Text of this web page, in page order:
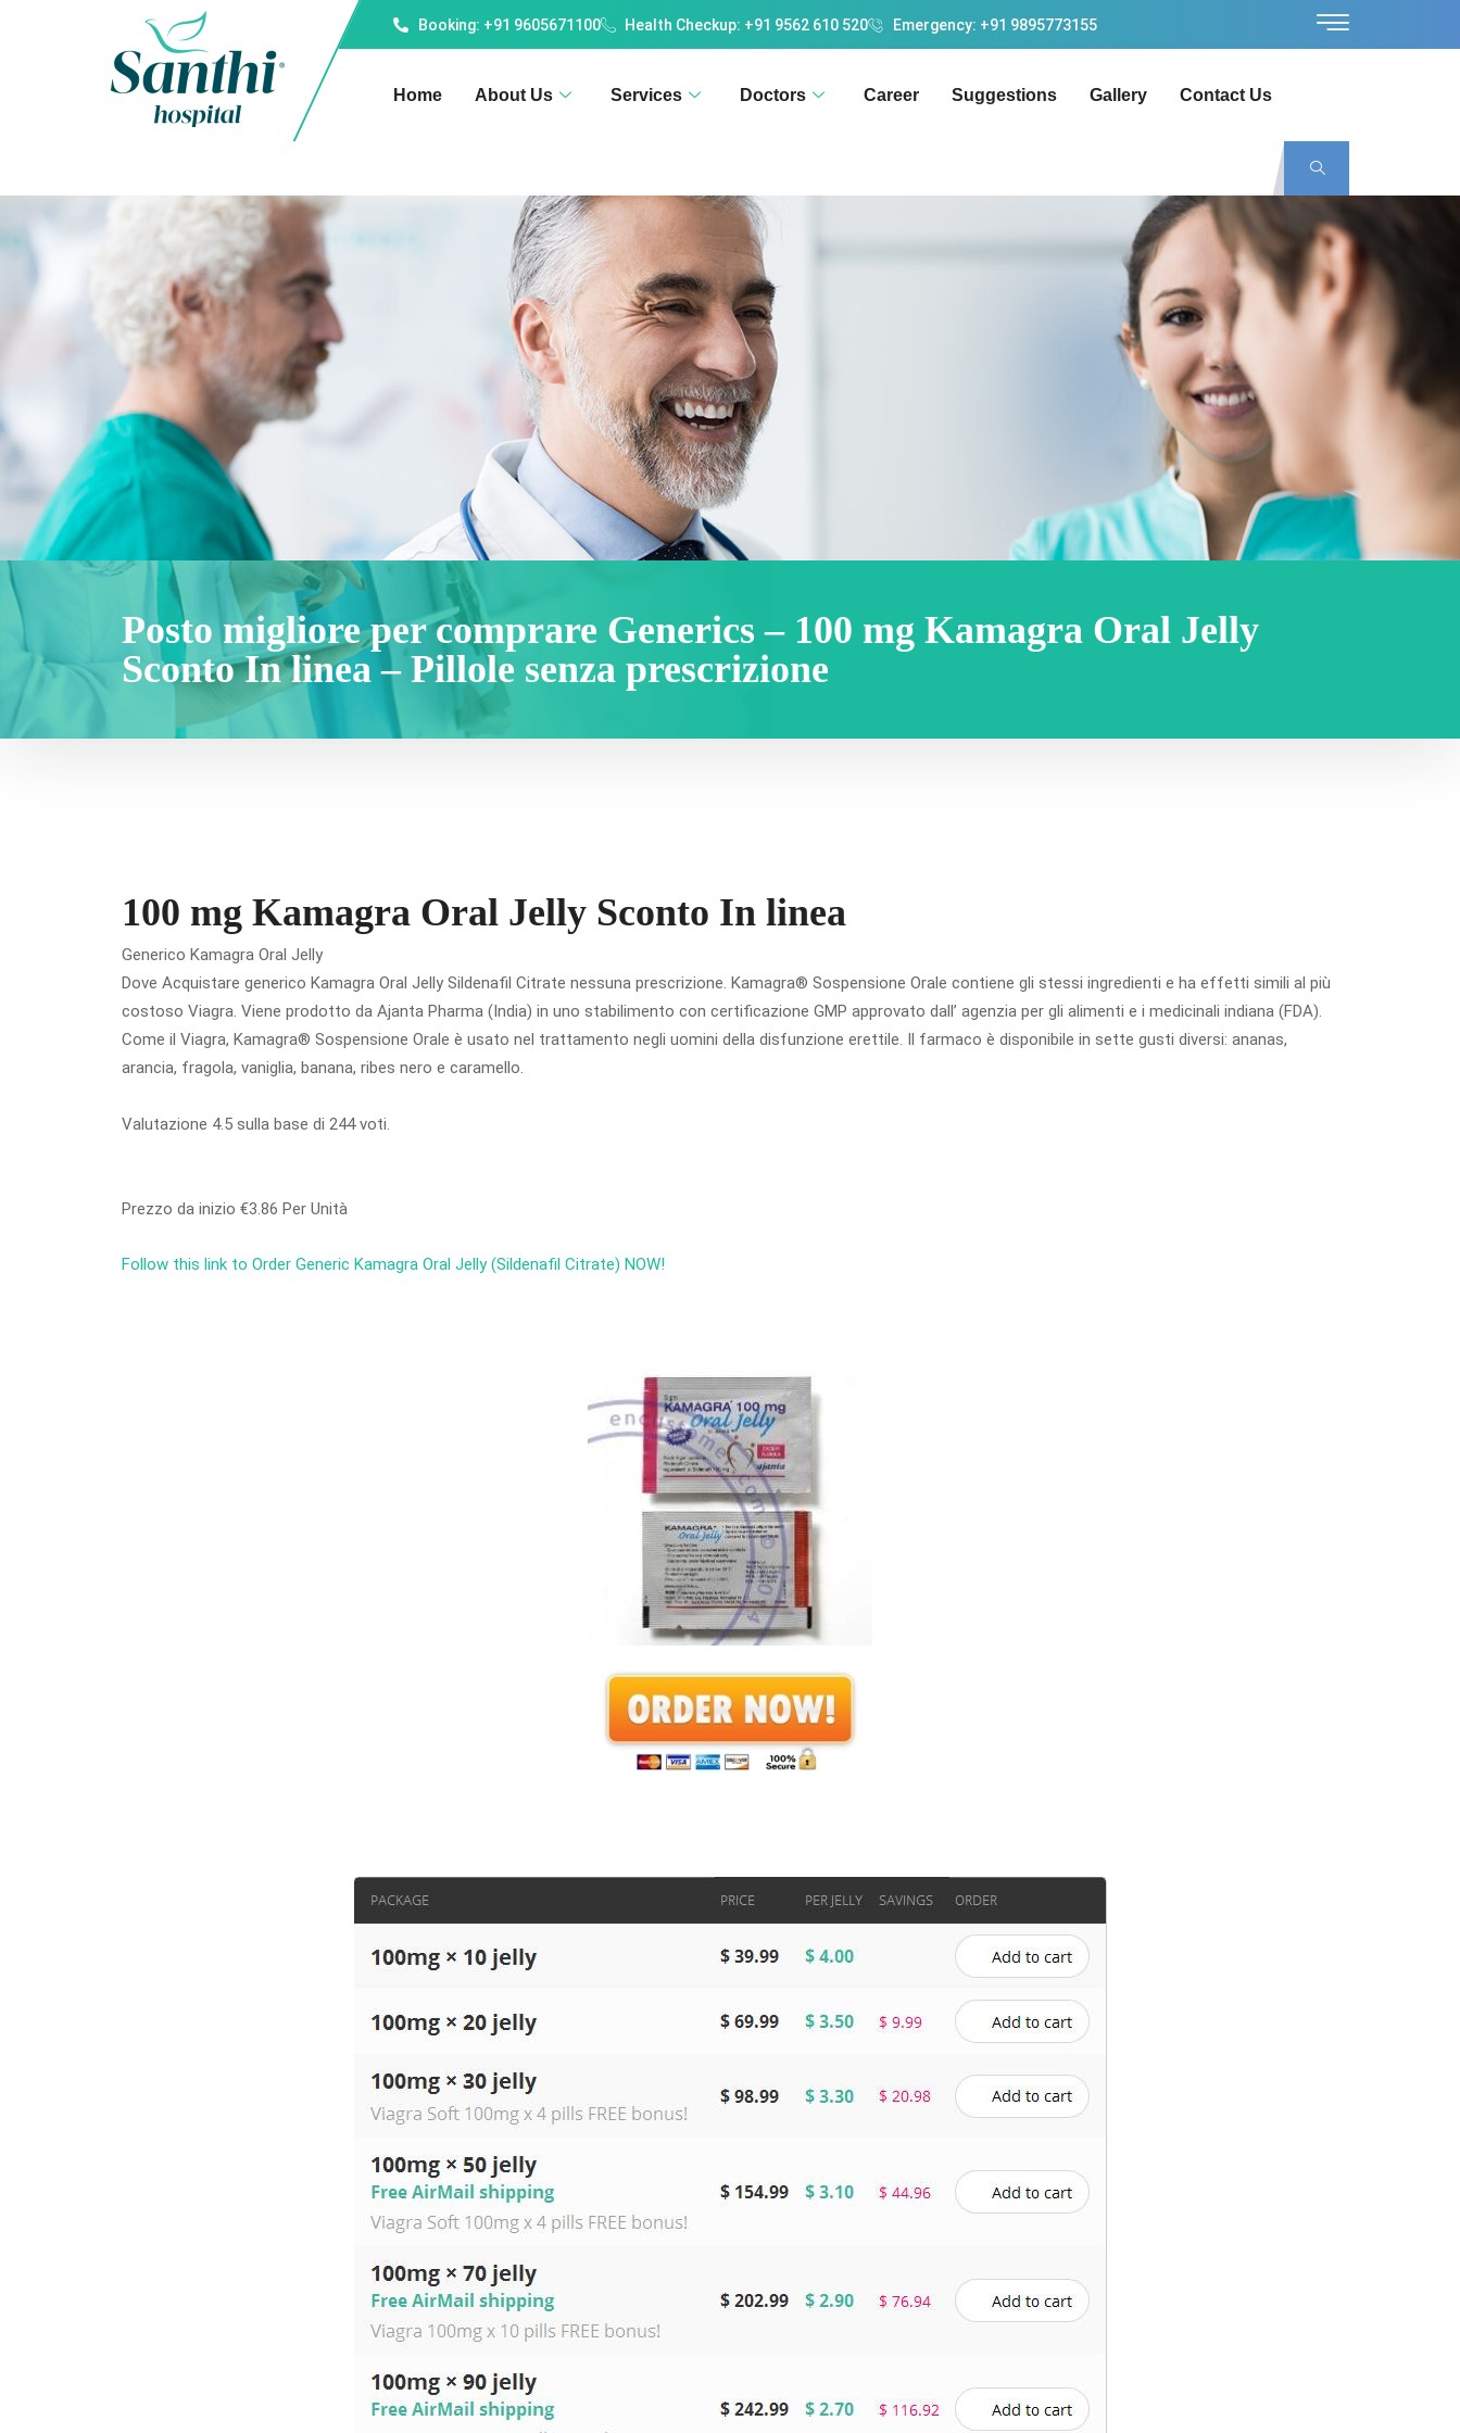
Booking: +91 9605671100 Health Checkup: +91 9562 610 520 Emergency: +91 9895773155
Home About Us Services Doctors Career Suggestions Gallery Contact Us
Posto migliore per comprare Generics – 100 mg Kamagra Oral Jelly
Sconto In linea – Pillole senza prescrizione
100 mg Kamagra Oral Jelly Sconto In linea
Generico Kamagra Oral Jelly
Dove Acquistare generico Kamagra Oral Jelly Sildenafil Citrate nessuna prescrizione. Kamagra® Sospensione Orale contiene gli stessi ingredienti e ha effetti simili al più
costoso Viagra. Viene prodotto da Ajanta Pharma (India) in uno stabilimento con certificazione GMP approvato dall’ agenzia per gli alimenti e i medicinali indiana (FDA).
Come il Viagra, Kamagra® Sospensione Orale è usato nel trattamento negli uomini della disfunzione erettile. Il farmaco è disponibile in sette gusti diversi: ananas,
arancia, fragola, vaniglia, banana, ribes nero e caramello.
Valutazione 4.5 sulla base di 244voti.
Prezzo da inizio €3.86 Per Unità
Follow this link to Order Generic Kamagra Oral Jelly (Sildenafil Citrate) NOW!